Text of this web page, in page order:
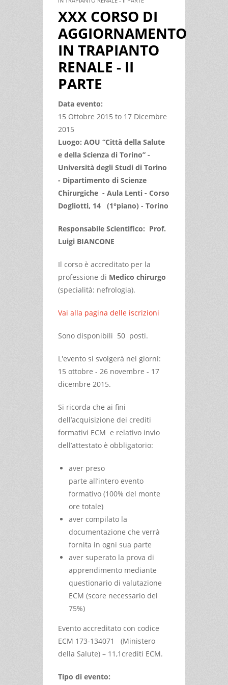
XXX CORSO DI
AGGIORNAMENTO
IN TRAPIANTO
RENALE - II
PARTE
Data evento:
15 Ottobre 2015 to 17 Dicembre
2015
Luogo: AOU “Città della Salute
e della Scienza di Torino” -
Università degli Studi di Torino
- Dipartimento di Scienze
Chirurgiche - Aula Lenti - Corso
Dogliotti, 14 (1°piano) - Torino
Responsabile Scientifico: Prof.
Luigi BIANCONE
Il corso è accreditato per la
professione di Medico chirurgo
(specialità: nefrologia).
Vai alla pagina delle iscrizioni
Sono disponibili 50 posti.
L'evento si svolgerà nei giorni:
15 ottobre - 26 novembre - 17
dicembre 2015.
Si ricorda che ai fini
dell’acquisizione dei crediti
formativi ECM e relativo invio
dell’attestato è obbligatorio:
aver preso
parte all’intero evento
formativo (100% del monte
ore totale)
aver compilato la
documentazione che verrà
fornita in ogni sua parte
aver superato la prova di
apprendimento mediante
questionario di valutazione
ECM (score necessario del
75%)
Evento accreditato con codice
ECM 173-134071 (Ministero
della Salute) – 11,1crediti ECM.
Tipo di evento: